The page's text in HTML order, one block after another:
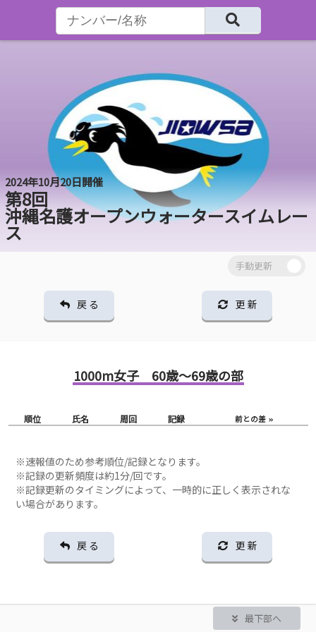
2024年10月20日開催
第8回
沖縄名護オープンウォータースイムレー
ス
戻 る 更 新
1000m女子 60歳～69歳の部
順位 氏名 周回 記録 前との差
※速報値のため参考順位/記録となります。
※記録の更新頻度は約1分/回です。
※記録更新のタイミングによって、一時的に正しく表示されな
い場合があります。
戻 る 更 新
最下部へ